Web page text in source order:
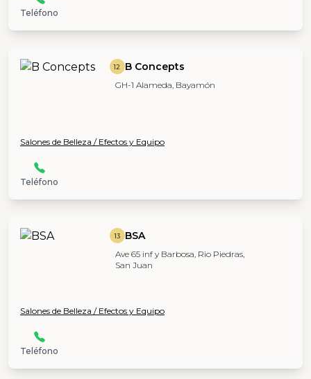
Teléfono
12 B Concepts
GH-1 Alameda, Bayamón
Salones de Belleza / Efectos y Equipo
Teléfono
13 BSA
Ave 65 inf y Barbosa, Rio Piedras,
San Juan
Salones de Belleza / Efectos y Equipo
Teléfono